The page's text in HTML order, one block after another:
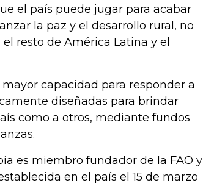
el país puede jugar para acabar
la paz y el desarrollo rural, no
resto de América Latina y el
capacidad para responder a
diseñadas para brindar
como a otros, mediante fundos
es miembro fundador de la FAO y
en el país el 15 de marzo